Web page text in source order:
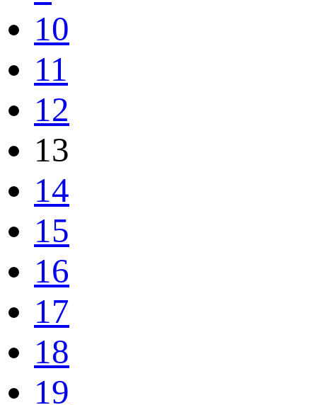
10
11
12
13
14
15
16
17
18
19